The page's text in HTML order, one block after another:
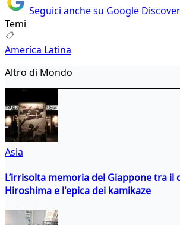
Seguici anche su Google
Temi
America Latina
Altro di Mondo
Asia
L’irrisolta memoria del Giappone tra il
Hiroshima e l'epica dei kamikaze